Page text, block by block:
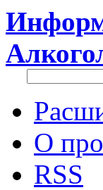
О
RSS